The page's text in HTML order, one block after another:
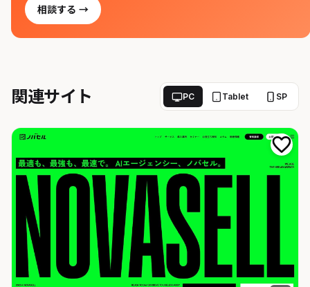
相談する →
関連サイト PC Tablet SP